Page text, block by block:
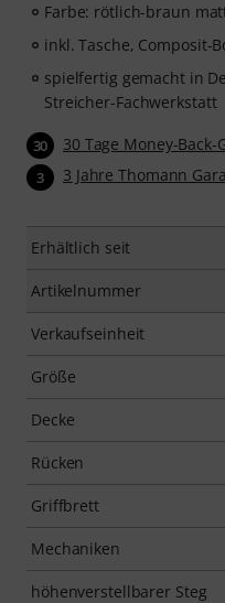
Farbe: rötlich-braun
inkl. Tasche, Composit-
spielfertig gemacht in
Streicher-Fachwerkstatt
30 30 Tage Money-Back-
3 3 Jahre Thomann
Erhältlich seit
Artikelnummer
Verkaufseinheit
Größe
Decke
Rücken
Griffbrett
Mechaniken
höhenverstellbarer Steg